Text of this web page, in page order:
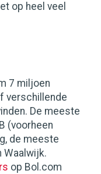
op heel veel
7 miljoen
verschillende
De meeste
(voorheen
de meeste
Waalwijk.
op Bol.com